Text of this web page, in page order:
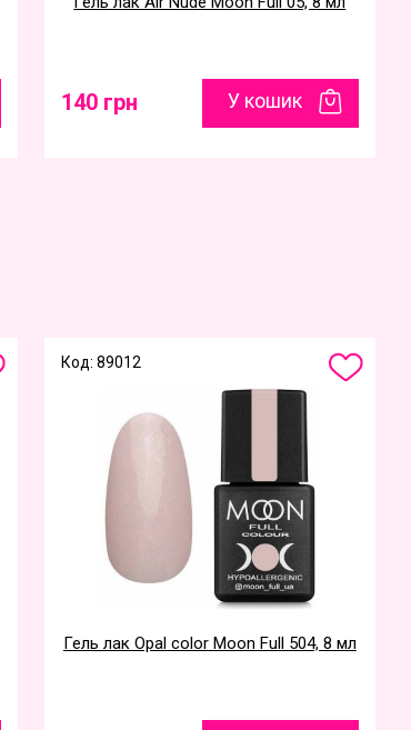
140 грн У кошик
Код: 89012
Гель лак Opal color Moon Full 504, 8 мл